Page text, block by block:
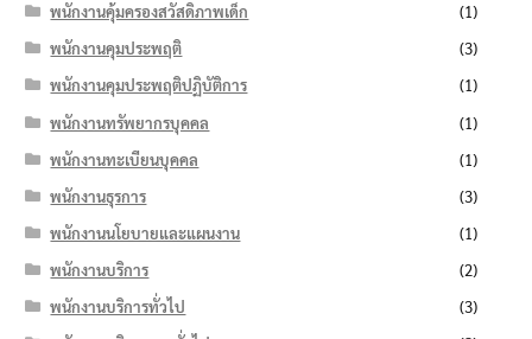
พนักงานคุ้มครองสวัสดิภาพเด็ก
(1)
พนักงานคุมประพฤติ
(3)
พนักงานคุมประพฤติปฏิบัติการ
(1)
พนักงานทรัพยากรบุคคล
(1)
พนักงานทะเบียนบุคคล
(1)
พนักงานธุรการ
(3)
พนักงานนโยบายและแผนงาน
(1)
พนักงานบริการ
(2)
พนักงานบริการทั่วไป
(3)